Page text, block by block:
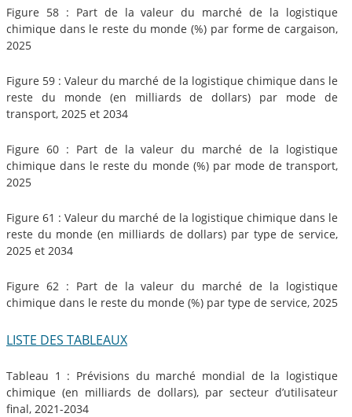
Figure 58 : Part de la valeur du marché de la logistique
chimique dans le reste du monde (%) par forme de cargaison,
2025
Figure 59 : Valeur du marché de la logistique chimique dans le
reste du monde (en milliards de dollars) par mode de
transport, 2025 et 2034
Figure 60 : Part de la valeur du marché de la logistique
chimique dans le reste du monde (%) par mode de transport,
2025
Figure 61 : Valeur du marché de la logistique chimique dans le
reste du monde (en milliards de dollars) par type de service,
2025 et 2034
Figure 62 : Part de la valeur du marché de la logistique
chimique dans le reste du monde (%) par type de service, 2025
LISTE DES TABLEAUX
Tableau 1 : Prévisions du marché mondial de la logistique
chimique (en milliards de dollars), par secteur d’utilisateur
final, 2021-2034